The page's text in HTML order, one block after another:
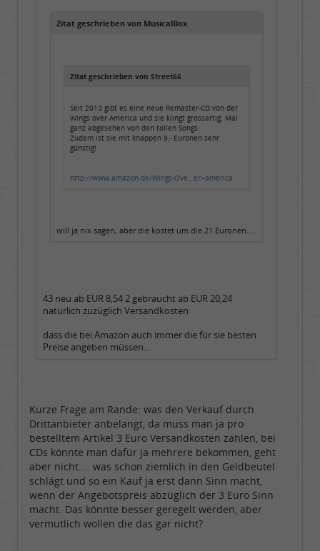
Zitat geschrieben von MusicalBox
Zitat geschrieben von Street66
Seit 2013 gibt es eine neue Remaster-CD von der
Wings over America und sie klingt grossartig. Mal
ganz abgesehen von den tollen Songs.
Zudem ist sie mit knappen 9,- Euronen sehr
günstig!
http://www.amazon.de/Wings-Ove…er+america
will ja nix sagen, aber die kostet um die 21 Euronen....
43 neu ab EUR 8,54 2 gebraucht ab EUR 20,24
natürlich zuzüglich Versandkosten
dass die bei Amazon auch immer die für sie besten
Preise angeben müssen...
Kurze Frage am Rande: was den Verkauf durch
Drittanbieter anbelangt, da muss man ja pro
bestelltem Artikel 3 Euro Versandkosten zahlen, bei
CDs könnte man dafür ja mehrere bekommen, geht
aber nicht.... was schon ziemlich in den Geldbeutel
schlägt und so ein Kauf ja erst dann Sinn macht,
wenn der Angebotspreis abzüglich der 3 Euro Sinn
macht. Das könnte besser geregelt werden, aber
vermutlich wollen die das gar nicht?